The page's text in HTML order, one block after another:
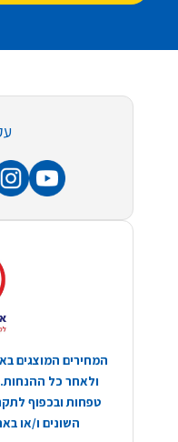
המחירים המוצגים
ולאחר כל
טפחות ובכפוף
השונים ו/או